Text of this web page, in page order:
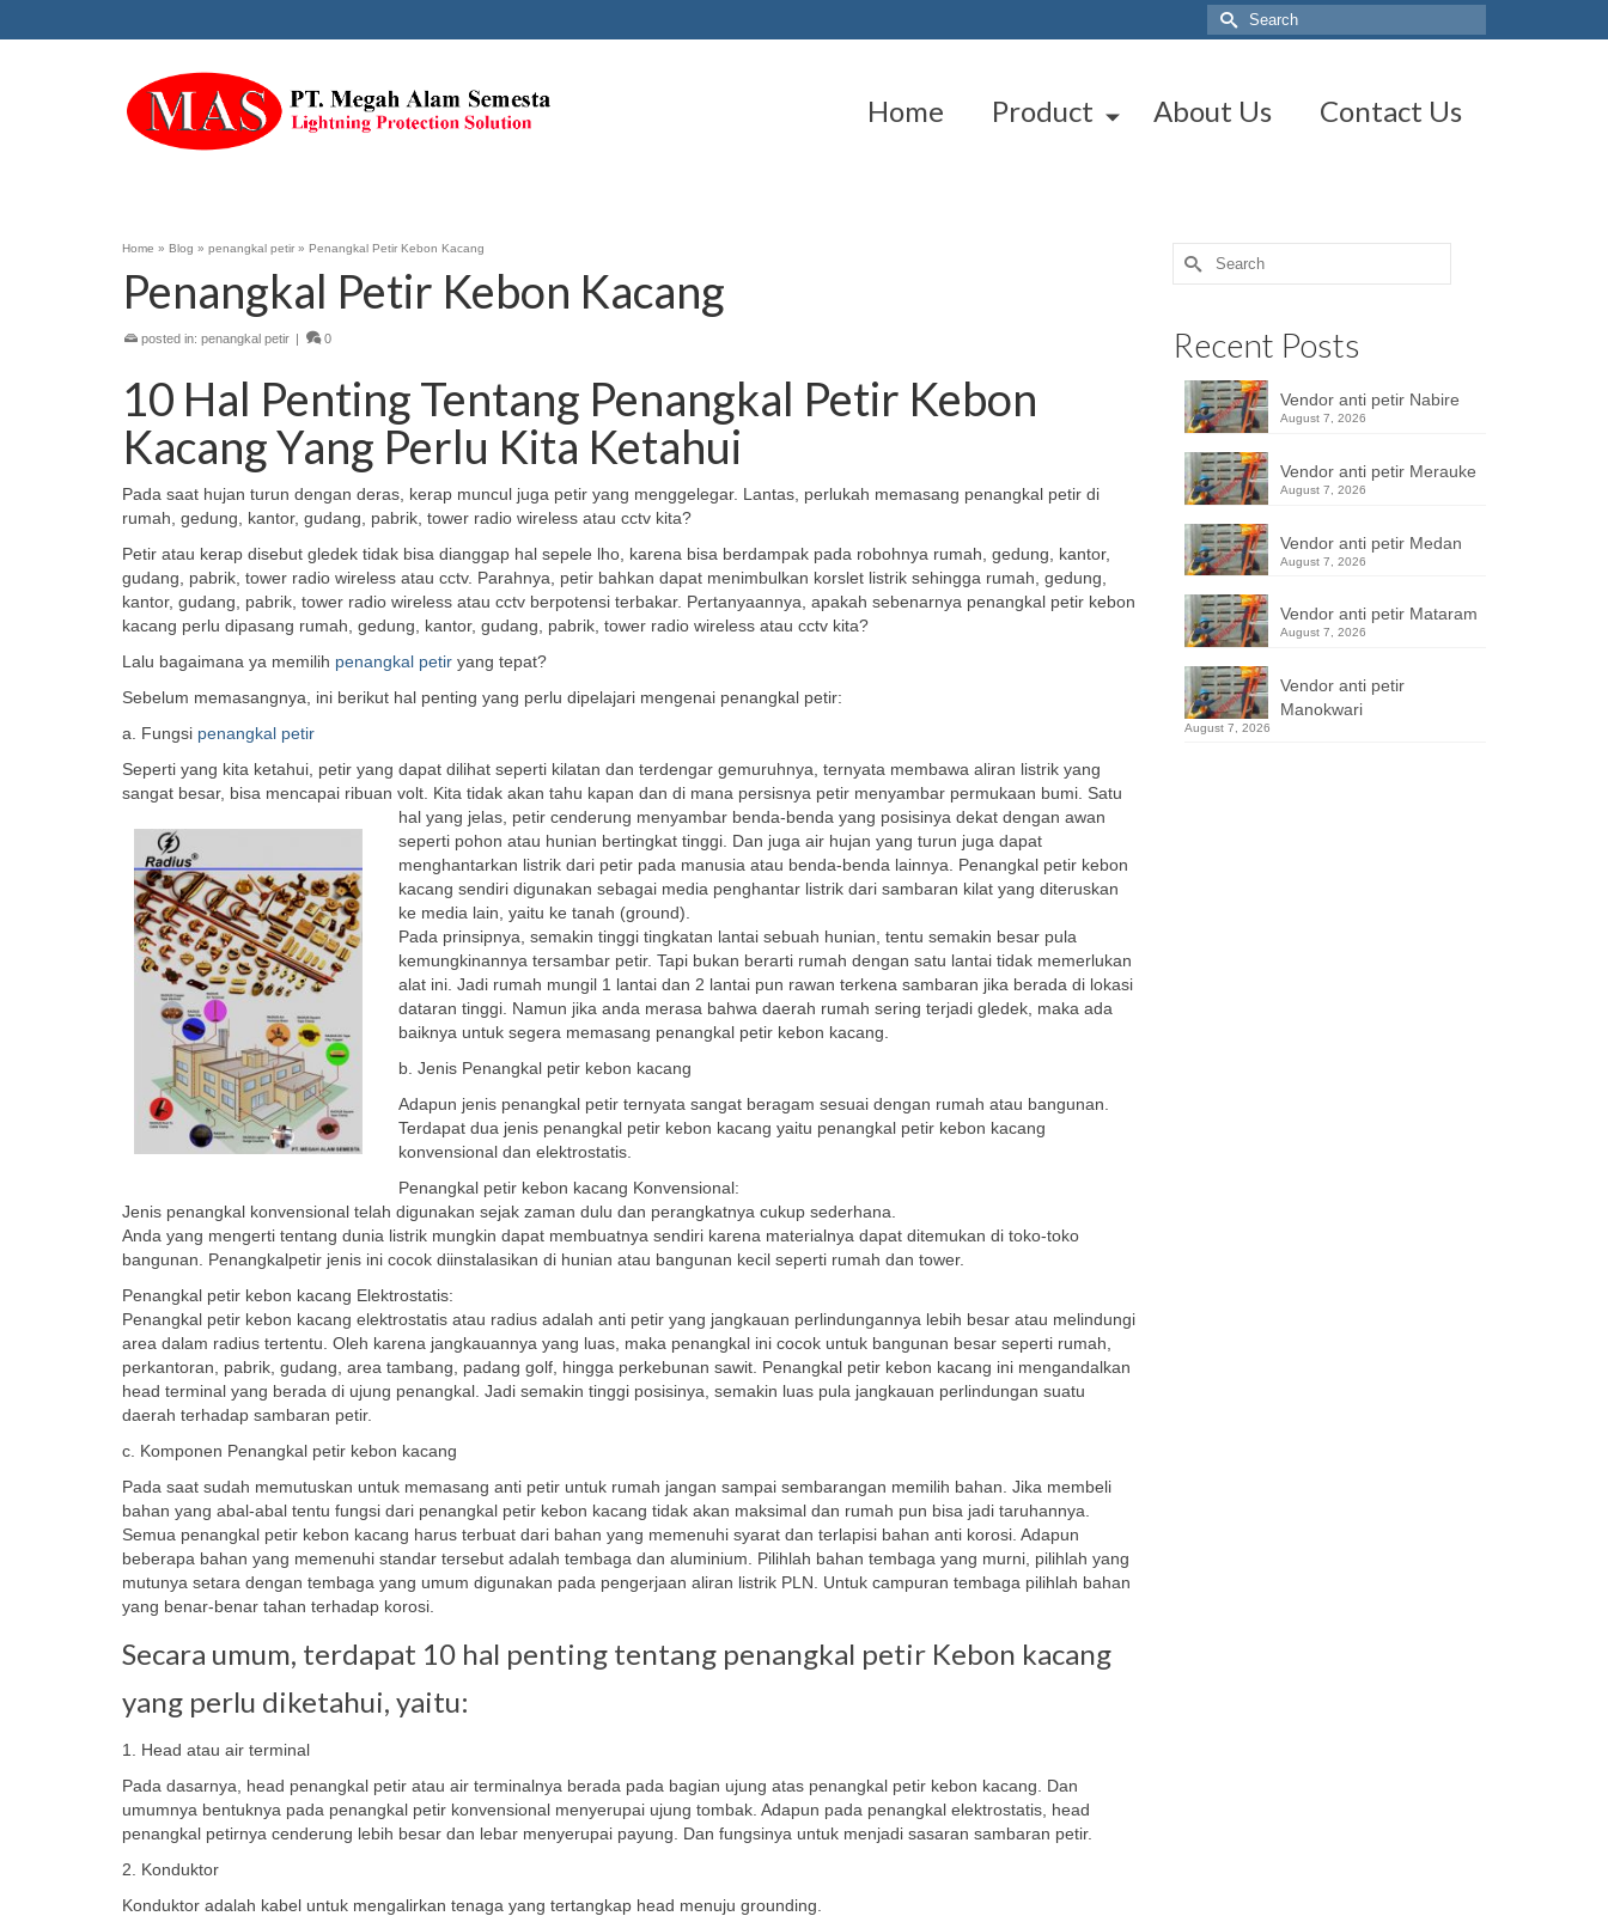
Search
for:
Home Product About Us Contact Us
Home » Blog » penangkal petir » Penangkal Petir Kebon Kacang
Penangkal Petir Kebon Kacang
posted in: penangkal petir | 0
10 Hal Penting Tentang Penangkal Petir Kebon
Kacang Yang Perlu Kita Ketahui
Pada saat hujan turun dengan deras, kerap muncul juga petir yang menggelegar. Lantas, perlukah memasang penangkal petir di
rumah, gedung, kantor, gudang, pabrik, tower radio wireless atau cctv kita?
Petir atau kerap disebut gledek tidak bisa dianggap hal sepele lho, karena bisa berdampak pada robohnya rumah, gedung, kantor,
gudang, pabrik, tower radio wireless atau cctv. Parahnya, petir bahkan dapat menimbulkan korslet listrik sehingga rumah, gedung,
kantor, gudang, pabrik, tower radio wireless atau cctv berpotensi terbakar. Pertanyaannya, apakah sebenarnya penangkal petir kebon
kacang perlu dipasang rumah, gedung, kantor, gudang, pabrik, tower radio wireless atau cctv kita?
Lalu bagaimana ya memilih penangkal petir yang tepat?
Sebelum memasangnya, ini berikut hal penting yang perlu dipelajari mengenai penangkal petir:
a. Fungsi penangkal petir
Seperti yang kita ketahui, petir yang dapat dilihat seperti kilatan dan terdengar gemuruhnya, ternyata membawa aliran listrik yang
sangat besar, bisa mencapai ribuan volt. Kita tidak akan tahu kapan dan di mana persisnya petir menyambar permukaan bumi. Satu
hal yang jelas, petir cenderung menyambar benda-benda yang posisinya dekat dengan awan
seperti pohon atau hunian bertingkat tinggi. Dan juga air hujan yang turun juga dapat
menghantarkan listrik dari petir pada manusia atau benda-benda lainnya. Penangkal petir kebon
kacang sendiri digunakan sebagai media penghantar listrik dari sambaran kilat yang diteruskan
ke media lain, yaitu ke tanah (ground).
Pada prinsipnya, semakin tinggi tingkatan lantai sebuah hunian, tentu semakin besar pula
kemungkinannya tersambar petir. Tapi bukan berarti rumah dengan satu lantai tidak memerlukan
alat ini. Jadi rumah mungil 1 lantai dan 2 lantai pun rawan terkena sambaran jika berada di lokasi
dataran tinggi. Namun jika anda merasa bahwa daerah rumah sering terjadi gledek, maka ada
baiknya untuk segera memasang penangkal petir kebon kacang.
b. Jenis Penangkal petir kebon kacang
Adapun jenis penangkal petir ternyata sangat beragam sesuai dengan rumah atau bangunan.
Terdapat dua jenis penangkal petir kebon kacang yaitu penangkal petir kebon kacang
konvensional dan elektrostatis.
Penangkal petir kebon kacang Konvensional:
Jenis penangkal konvensional telah digunakan sejak zaman dulu dan perangkatnya cukup sederhana.
Anda yang mengerti tentang dunia listrik mungkin dapat membuatnya sendiri karena materialnya dapat ditemukan di toko-toko
bangunan. Penangkalpetir jenis ini cocok diinstalasikan di hunian atau bangunan kecil seperti rumah dan tower.
Penangkal petir kebon kacang Elektrostatis:
Penangkal petir kebon kacang elektrostatis atau radius adalah anti petir yang jangkauan perlindungannya lebih besar atau melindungi
area dalam radius tertentu. Oleh karena jangkauannya yang luas, maka penangkal ini cocok untuk bangunan besar seperti rumah,
perkantoran, pabrik, gudang, area tambang, padang golf, hingga perkebunan sawit. Penangkal petir kebon kacang ini mengandalkan
head terminal yang berada di ujung penangkal. Jadi semakin tinggi posisinya, semakin luas pula jangkauan perlindungan suatu
daerah terhadap sambaran petir.
c. Komponen Penangkal petir kebon kacang
Pada saat sudah memutuskan untuk memasang anti petir untuk rumah jangan sampai sembarangan memilih bahan. Jika membeli
bahan yang abal-abal tentu fungsi dari penangkal petir kebon kacang tidak akan maksimal dan rumah pun bisa jadi taruhannya.
Semua penangkal petir kebon kacang harus terbuat dari bahan yang memenuhi syarat dan terlapisi bahan anti korosi. Adapun
beberapa bahan yang memenuhi standar tersebut adalah tembaga dan aluminium. Pilihlah bahan tembaga yang murni, pilihlah yang
mutunya setara dengan tembaga yang umum digunakan pada pengerjaan aliran listrik PLN. Untuk campuran tembaga pilihlah bahan
yang benar-benar tahan terhadap korosi.
Secara umum, terdapat 10 hal penting tentang penangkal petir Kebon kacang
yang perlu diketahui, yaitu:
1. Head atau air terminal
Pada dasarnya, head penangkal petir atau air terminalnya berada pada bagian ujung atas penangkal petir kebon kacang. Dan
umumnya bentuknya pada penangkal petir konvensional menyerupai ujung tombak. Adapun pada penangkal elektrostatis, head
penangkal petirnya cenderung lebih besar dan lebar menyerupai payung. Dan fungsinya untuk menjadi sasaran sambaran petir.
2. Konduktor
Konduktor adalah kabel untuk mengalirkan tenaga yang tertangkap head menuju grounding.
Search
for:
Recent Posts
Vendor anti petir Nabire
August 7, 2026
Vendor anti petir Merauke
August 7, 2026
Vendor anti petir Medan
August 7, 2026
Vendor anti petir Mataram
August 7, 2026
Vendor anti petir
Manokwari
August 7, 2026